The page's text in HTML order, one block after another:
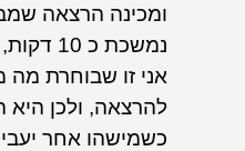
ומכינה הרצאה
נמשכת
אני זו שבוחרת מה
להרצאה, ולכן היא
כשמישהו אחר